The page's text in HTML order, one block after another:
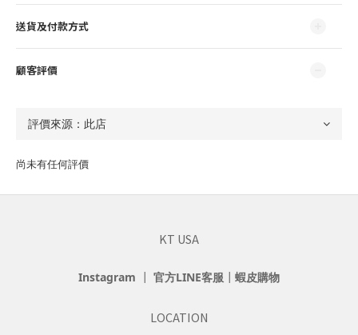
送貨及付款方式
顧客評價
尚未有任何評價
KT USA
Instagram ┃ 官方LINE客服 ┃ 蝦皮購物
LOCATION